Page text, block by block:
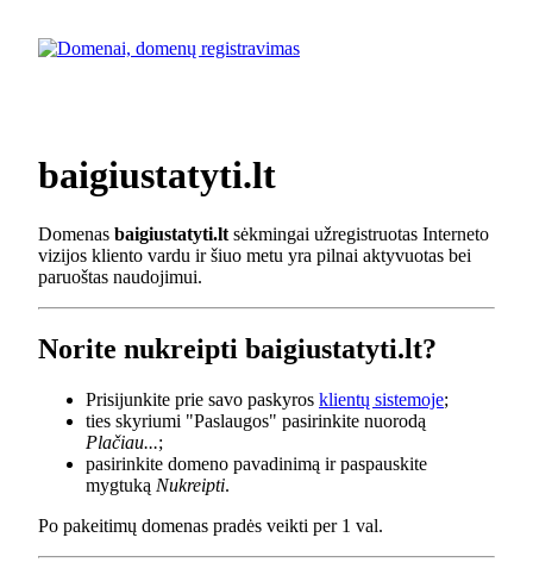
baigiustatyti.lt
Domenas baigiustatyti.lt sėkmingai užregistruotas Interneto
vizijos kliento vardu ir šiuo metu yra pilnai aktyvuotas bei
paruoštas naudojimui.
Norite nukreipti baigiustatyti.lt?
Prisijunkite prie savo paskyros klientų sistemoje;
ties skyriumi "Paslaugos" pasirinkite nuorodą
Plačiau...;
pasirinkite domeno pavadinimą ir paspauskite
mygtuką Nukreipti.
Po pakeitimų domenas pradės veikti per 1 val.